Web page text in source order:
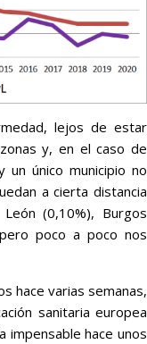
lejos de estar
y, en el caso de
un único municipio no
a cierta distancia
(0,10%), Burgos
poco a poco nos
hace varias semanas,
sanitaria europea
impensable hace unos